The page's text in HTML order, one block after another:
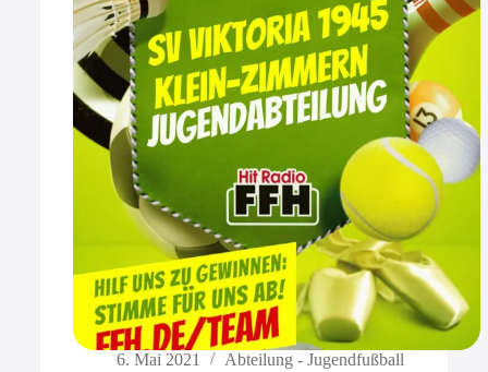
6. Mai 2021 Abteilung - Jugendfußball